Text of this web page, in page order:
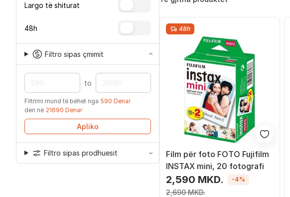
Largo të shiturat
48h
Filtro sipas çmimit
to
Filtrimi mund të bëhet nga 590 Denar
deri në 21690 Denar
Apliko
Filtro sipas prodhuesit
48h
Film për foto FOTO Fujifilm
INSTAX mini, 20 fotografi
2,590 MKD.
2,690 MKD.
-4%